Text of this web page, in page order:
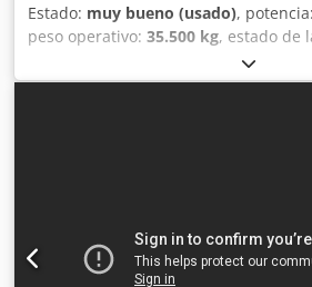
Estado: muy bueno (usado), potencia:
peso operativo: 35.500 kg, estado de
, horas de
Equipamiento:aire acondicionado,
fabricación: 2006 Horas de
reparación Tren de rodaje
aproximadamente un 70 % Placas de